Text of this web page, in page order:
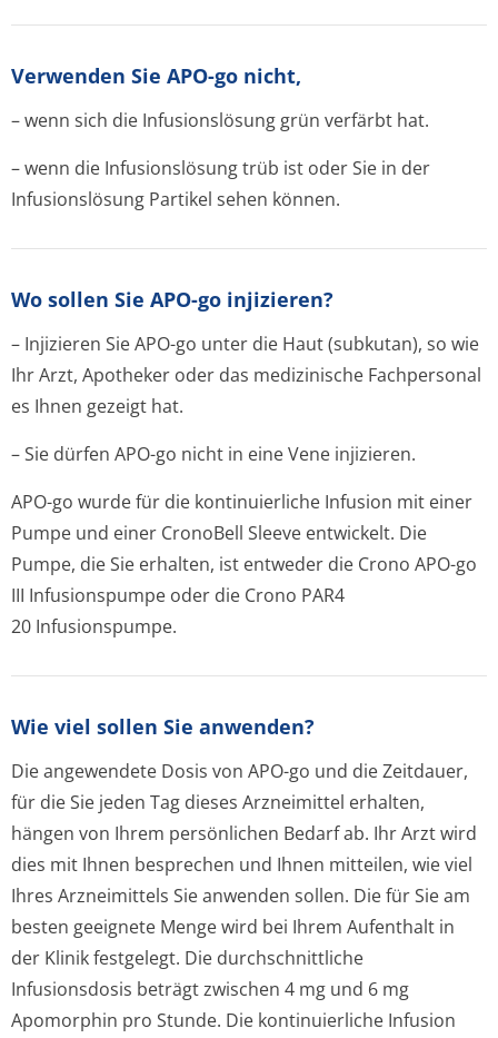
Verwenden Sie APO-go nicht,
– wenn sich die Infusionslösung grün verfärbt hat.
– wenn die Infusionslösung trüb ist oder Sie in der
Infusionslösung Partikel sehen können.
Wo sollen Sie APO-go injizieren?
– Injizieren Sie APO-go unter die Haut (subkutan), so wie
Ihr Arzt, Apotheker oder das medizinische Fachpersonal
es Ihnen gezeigt hat.
– Sie dürfen APO-go nicht in eine Vene injizieren.
APO-go wurde für die kontinuierliche Infusion mit einer
Pumpe und einer CronoBell Sleeve entwickelt. Die
Pumpe, die Sie erhalten, ist entweder die Crono APO-go
III Infusionspumpe oder die Crono PAR4
20 Infusionspumpe.
Wie viel sollen Sie anwenden?
Die angewendete Dosis von APO-go und die Zeitdauer,
für die Sie jeden Tag dieses Arzneimittel erhalten,
hängen von Ihrem persönlichen Bedarf ab. Ihr Arzt wird
dies mit Ihnen besprechen und Ihnen mitteilen, wie viel
Ihres Arzneimittels Sie anwenden sollen. Die für Sie am
besten geeignete Menge wird bei Ihrem Aufenthalt in
der Klinik festgelegt. Die durchschnittliche
Infusionsdosis beträgt zwischen 4 mg und 6 mg
Apomorphin pro Stunde. Die kontinuierliche Infusion